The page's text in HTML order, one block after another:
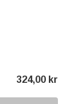
324,00 kr